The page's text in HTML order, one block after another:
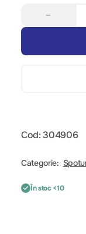
−
Cod: 304906
Categorie:
În stoc <10